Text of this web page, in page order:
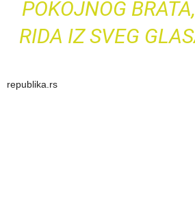
POKOJNOG
RIDA IZ SVEG
republika.rs